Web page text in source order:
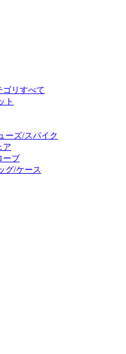
ゴリすべて
ト
ーズ/スパイク
ア
ーブ
グ/ケース